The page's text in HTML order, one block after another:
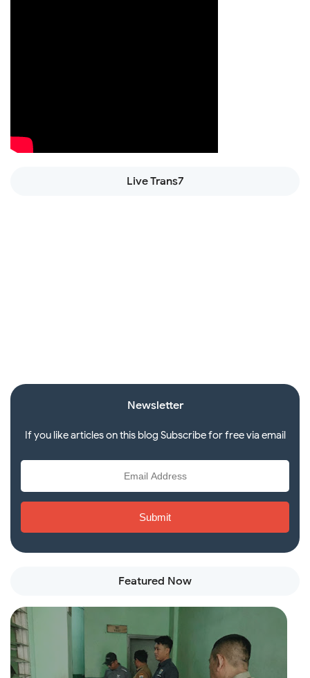
Live Trans7
Newsletter
If you like articles on this blog Subscribe for free via email
Featured Now